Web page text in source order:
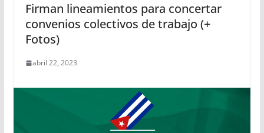
Firman lineamientos para concertar
convenios colectivos de trabajo (+
Fotos)
abril 22, 2023